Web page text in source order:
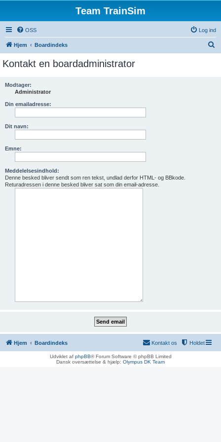
Team TrainSim
OSS Log ind
Hjem Boardindeks
Kontakt en boardadministrator
Modtager:
Administrator
Din emailadresse:
Dit navn:
Emne:
Meddelelsesindhold:
Denne besked bliver sendt som ren tekst, undlad derfor HTML- og BBkode.
Returadressen i denne besked bliver sat som din email-adresse.
Hjem Boardindeks Holdet
Kontakt os
Udviklet af phpBB® Forum Software © phpBB Limited
Dansk oversættelse & hjælp: Olympus DK Team